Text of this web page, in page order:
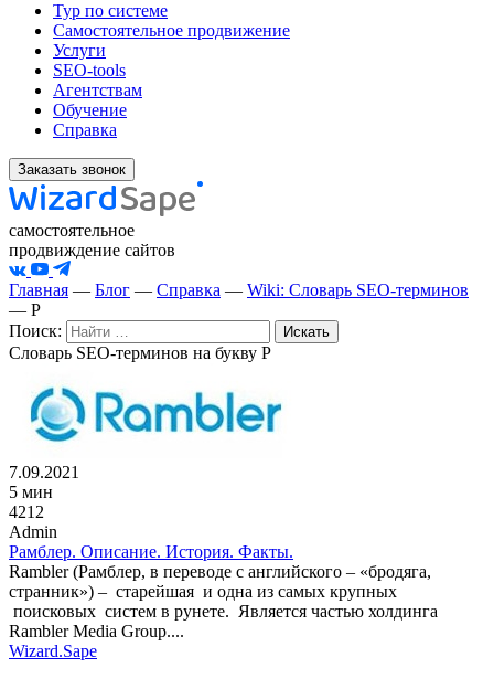
Тур по системе
Самостоятельное продвижение
Услуги
SEO-tools
Агентствам
Обучение
Справка
Заказать звонок
самостоятельное
продвиждение сайтов
Главная — Блог — Справка — Wiki: Словарь SEO-терминов
— Р
Поиск:
Словарь SEO-терминов на букву Р
7.09.2021
5 мин
4212
Admin
Рамблер. Описание. История. Факты.
Rambler (Рамблер, в переводе с английского – «бродяга,
странник») – старейшая и одна из самых крупных
поисковых систем в рунете. Является частью холдинга
Rambler Media Group....
Wizard.Sape